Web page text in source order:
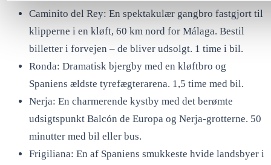
Caminito del Rey: En spektakulær gangbro fastgjort til
klipperne i en kløft, 60 km nord for Málaga. Bestil
billetter i forvejen – de bliver udsolgt. 1 time i bil.
Ronda: Dramatisk bjergby med en kløftbro og
Spaniens ældste tyrefægterarena. 1,5 time med bil.
Nerja: En charmerende kystby med det berømte
udsigtspunkt Balcón de Europa og Nerja-grotterne. 50
minutter med bil eller bus.
Frigiliana: En af Spaniens smukkeste hvide landsbyer i